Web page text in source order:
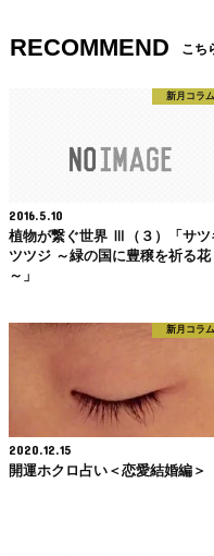
RECOMMEND こち
新月コラム
2016.5.10
植物が繋ぐ世界 Ⅲ（３）「サツ
ツツジ ～緑の国に豊穣を祈る花
～」
新月コラム
2020.12.15
開運ホクロ占い＜恋愛結婚編＞